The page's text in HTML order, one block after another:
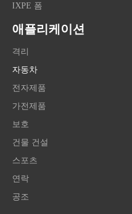
IXPE 폼
애플리케이션
격리
자동차
전자제품
가전제품
보호
건물 건설
스포츠
연락
공조